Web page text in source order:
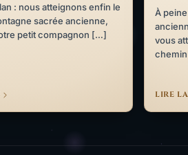
: nous atteignons enfin le
sacrée ancienne,
petit compagnon […]
À
vous
LIRE